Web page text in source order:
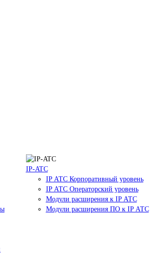
IP-ATC
IP АТС Корпоративный уровень
IP АТС Операторский уровень
Модули расширения к IP АТС
Модули расширения ПО к IP АТС